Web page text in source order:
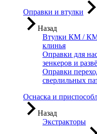
Оправки и втулки
Назад
Втулки КМ / КМ
клинья
Оправки для
зенкеров и
Оправки
сверлильных
Оснаска и
Назад
Экстракторы